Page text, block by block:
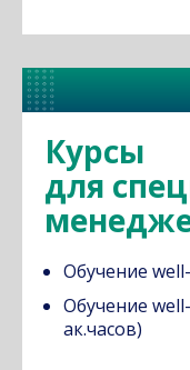
Курсы
для
Обучение
Обучение
ак.часов)